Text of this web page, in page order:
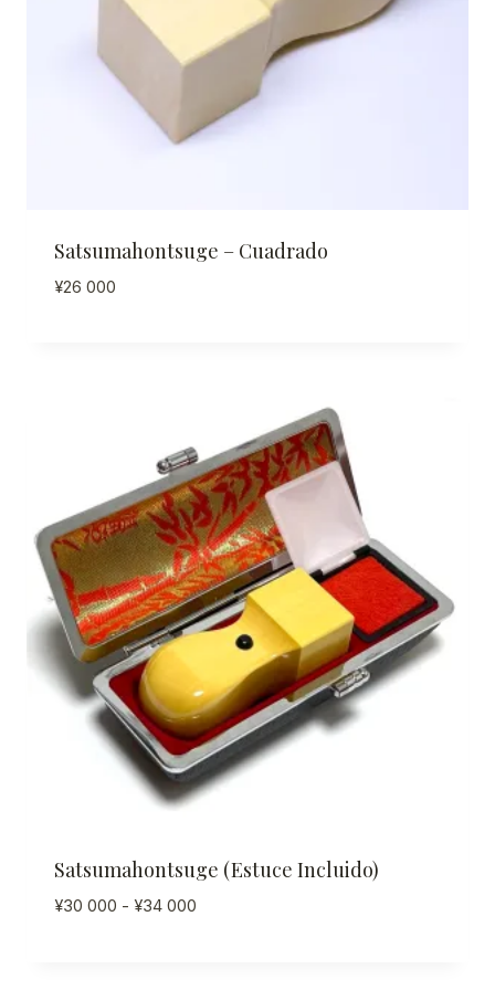
Satsumahontsuge – Cuadrado
¥26 000
Satsumahontsuge (estuce Incluido)
¥30 000 - ¥34 000Rango